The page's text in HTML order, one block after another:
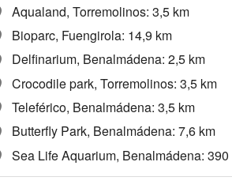
Aqualand, Torremolinos: 3,5 km
Bioparc, Fuengirola: 14,9 km
Delfinarium, Benalmádena: 2,5 km
Crocodile park, Torremolinos: 3,5 km
Teleférico, Benalmádena: 3,5 km
Butterfly Park, Benalmádena: 7,6 km
Sea Life Aquarium, Benalmádena: 390